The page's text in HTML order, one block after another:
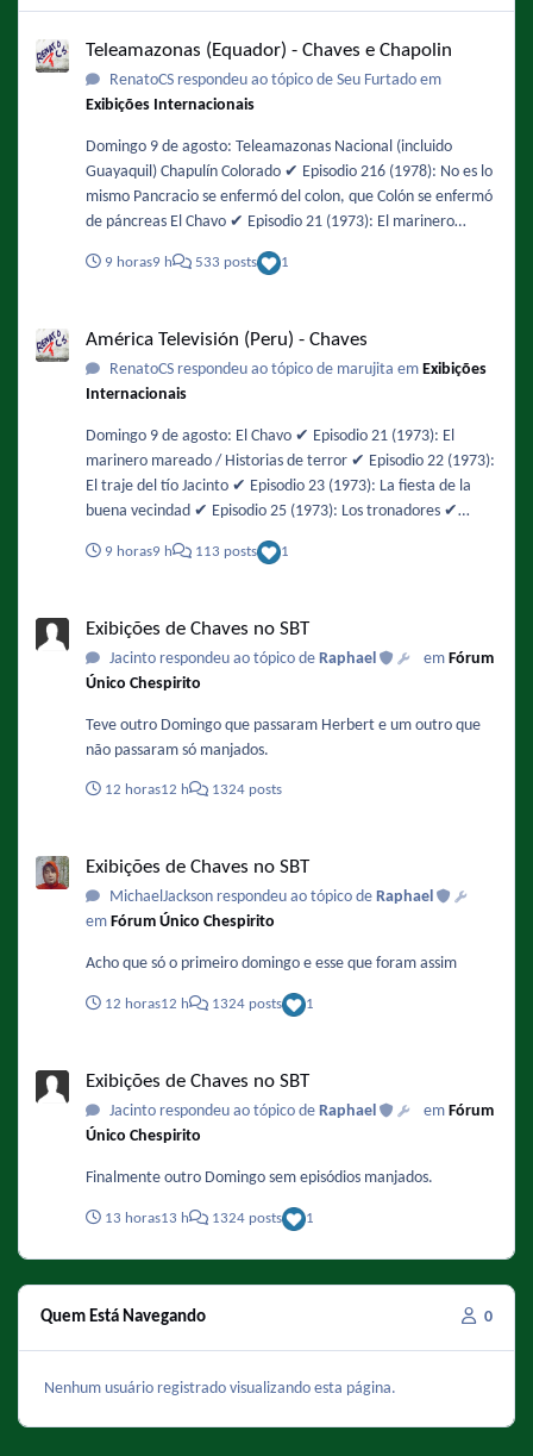
Teleamazonas (Equador) - Chaves e Chapolin
RenatoCS respondeu ao tópico de Seu Furtado em
Exibições Internacionais
Domingo 9 de agosto: Teleamazonas Nacional (incluido
Guayaquil) Chapulín Colorado ✔️ Episodio 216 (1978): No es lo
mismo Pancracio se enfermó del colon, que Colón se enfermó
de páncreas El Chavo ✔️ Episodio 21 (1973): El marinero
en la vecindad Mañana será feriado y habrá fútbol en la
9 horas9 h 533 posts 1
América Televisión (Peru) - Chaves
RenatoCS respondeu ao tópico de marujita em Exibições
Internacionais
Domingo 9 de agosto: El Chavo ✔️ Episodio 21 (1973): El
marinero mareado / Historias de terror ✔️ Episodio 22 (1973):
El traje del tío Jacinto ✔️ Episodio 23 (1973): La fiesta de la
buena vecindad ✔️ Episodio 25 (1973): Los tronadores ✔️
Episodio 26 (1973): Los insectos ✔️ Episodio 27 (1973): Amigo
asalta a amigo / La orquesta Parece que El Chapulín Colorado
Historias de terror que comenzó prácticamente a la mitad. Y
la programación de hoy es prácticamente un resumen de lo
que tendrá Teleamazonas toda la semana 😁
9 horas9 h 113 posts 1
Exibições de Chaves no SBT
Jacinto respondeu ao tópico de Raphael em Fórum
Único Chespirito
Teve outro Domingo que passaram Herbert e um outro que
não passaram só manjados.
12 horas12 h 1324 posts
Exibições de Chaves no SBT
MichaelJackson respondeu ao tópico de Raphael
em Fórum Único Chespirito
Acho que só o primeiro domingo e esse que foram assim
12 horas12 h 1324 posts 1
Exibições de Chaves no SBT
Jacinto respondeu ao tópico de Raphael em Fórum
Único Chespirito
Finalmente outro Domingo sem episódios manjados.
13 horas13 h 1324 posts 1
Quem Está Navegando 0
Nenhum usuário registrado visualizando esta página.